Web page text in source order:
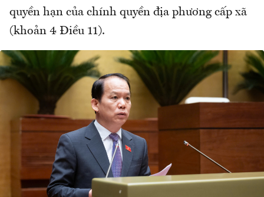
quyền hạn của chính quyền địa phương cấp xã
(khoản 4 Điều 11).